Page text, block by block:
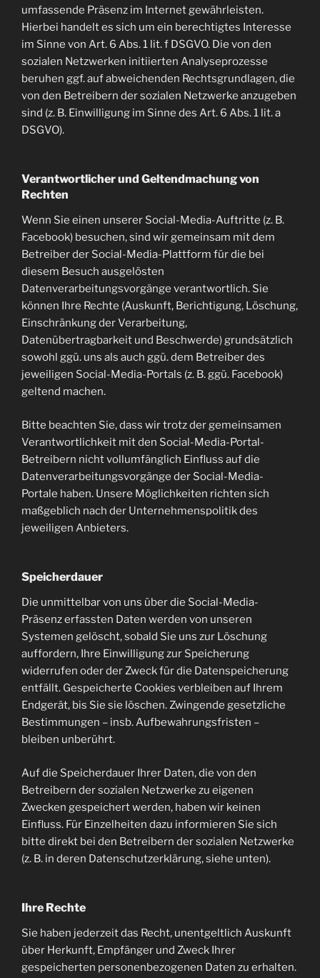
umfassende Präsenz im Internet gewährleisten.
Hierbei handelt es sich um ein berechtigtes Interesse
im Sinne von Art. 6 Abs. 1 lit. f DSGVO. Die von den
sozialen Netzwerken initiierten Analyseprozesse
beruhen ggf. auf abweichenden Rechtsgrundlagen, die
von den Betreibern der sozialen Netzwerke anzugeben
sind (z. B. Einwilligung im Sinne des Art. 6 Abs. 1 lit. a
DSGVO).
Verantwortlicher und Geltendmachung von
Rechten
Wenn Sie einen unserer Social-Media-Auftritte (z. B.
Facebook) besuchen, sind wir gemeinsam mit dem
Betreiber der Social-Media-Plattform für die bei
diesem Besuch ausgelösten
Datenverarbeitungsvorgänge verantwortlich. Sie
können Ihre Rechte (Auskunft, Berichtigung, Löschung,
Einschränkung der Verarbeitung,
Datenübertragbarkeit und Beschwerde) grundsätzlich
sowohl ggü. uns als auch ggü. dem Betreiber des
jeweiligen Social-Media-Portals (z. B. ggü. Facebook)
geltend machen.
Bitte beachten Sie, dass wir trotz der gemeinsamen
Verantwortlichkeit mit den Social-Media-Portal-
Betreibern nicht vollumfänglich Einfluss auf die
Datenverarbeitungsvorgänge der Social-Media-
Portale haben. Unsere Möglichkeiten richten sich
maßgeblich nach der Unternehmenspolitik des
jeweiligen Anbieters.
Speicherdauer
Die unmittelbar von uns über die Social-Media-
Präsenz erfassten Daten werden von unseren
Systemen gelöscht, sobald Sie uns zur Löschung
auffordern, Ihre Einwilligung zur Speicherung
widerrufen oder der Zweck für die Datenspeicherung
entfällt. Gespeicherte Cookies verbleiben auf Ihrem
Endgerät, bis Sie sie löschen. Zwingende gesetzliche
Bestimmungen – insb. Aufbewahrungsfristen –
bleiben unberührt.
Auf die Speicherdauer Ihrer Daten, die von den
Betreibern der sozialen Netzwerke zu eigenen
Zwecken gespeichert werden, haben wir keinen
Einfluss. Für Einzelheiten dazu informieren Sie sich
bitte direkt bei den Betreibern der sozialen Netzwerke
(z. B. in deren Datenschutzerklärung, siehe unten).
Ihre Rechte
Sie haben jederzeit das Recht, unentgeltlich Auskunft
über Herkunft, Empfänger und Zweck Ihrer
gespeicherten personenbezogenen Daten zu erhalten.